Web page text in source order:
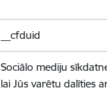
__cfduid
Sociālo mediju
lai Jūs varētu dalīties